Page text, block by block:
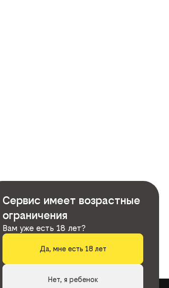
Сервис имеет возрастные
ограничения
Вам уже есть 18 лет?
Да, мне есть 18 лет
Нет, я ребенок